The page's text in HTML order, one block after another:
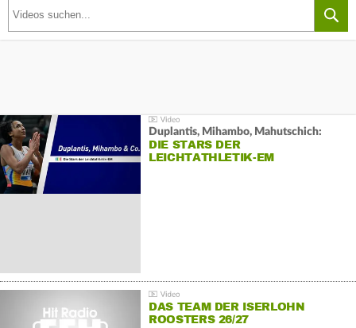
Duplantis, Mihambo, Mahutschich:
DIE STARS DER
LEICHTATHLETIK-EM
DAS TEAM DER ISERLOHN
ROOSTERS 26/27